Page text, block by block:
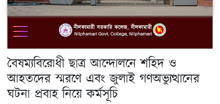
বৈষম্যবিরোধী ছাত্র আন্দোলনে শহিদ ও
আহতদের স্মরণে এবং জুলাই গণঅভ্যুত্থানের
ঘটনা প্রবাহ নিয়ে কর্মসূচি